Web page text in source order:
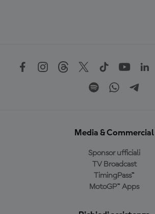
Media & Commercial
Sponsor ufficiali
TV Broadcast
TimingPass™
MotoGP™ Apps